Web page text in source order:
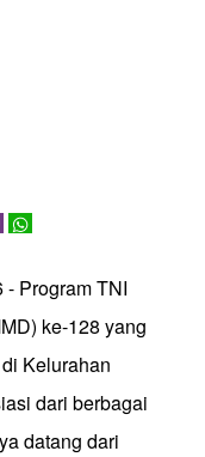
- Program TNI
ke-128 yang
Kelurahan
dari berbagai
datang dari